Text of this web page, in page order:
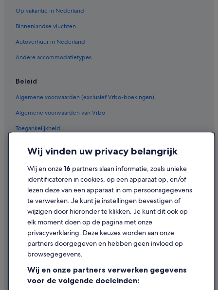
Op vakantie in Nederland
Binnenlandse vluchten
Autoverhuur in Nederland
Andere accommodatietypes
Beleid
Algemene voorwaarden (exclusief Vrbo-boekingen)
Algemene voorwaarden van Vrbo
Toegankelijkheid
Gebruiksvoorwaarden
Juridische informatie/Contact
Inhoudsrichtlijnen en inhoud rapporteren
Hulp
Contact
Restitutieproces en tijdsbestek
Wij vinden uw privacy belangrijk
Wij en onze16 partners slaan informatie, zoals unieke
identificatoren in cookies, op een apparaat op, en/of
lezen deze van een apparaat in om persoonsgegevens
te verwerken. Je kunt je instellingen bevestigen of
wijzigen door hieronder te klikken. Je kunt dit ook op
elk moment doen op de pagina met onze
privacyverklaring. Deze keuzes worden aan onze
partners doorgegeven en hebben geen invloed op
browsegegevens.
Wij en onze partners verwerken gegevens
voor de volgende doeleinden: